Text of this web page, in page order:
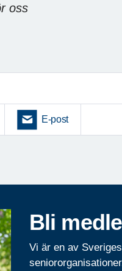
oss
E-post
Bli
Vi är en av